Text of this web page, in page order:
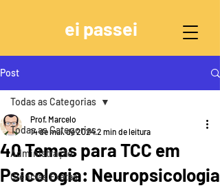
ei passei
Post
Todas as Categorias
Administração
Ciências Exatas
Todas as Categorias
40 Temas para TCC em
Psicologia: Neuropsicologia
Prof. Marcelo
14 de mai. de 20242 min de leitura